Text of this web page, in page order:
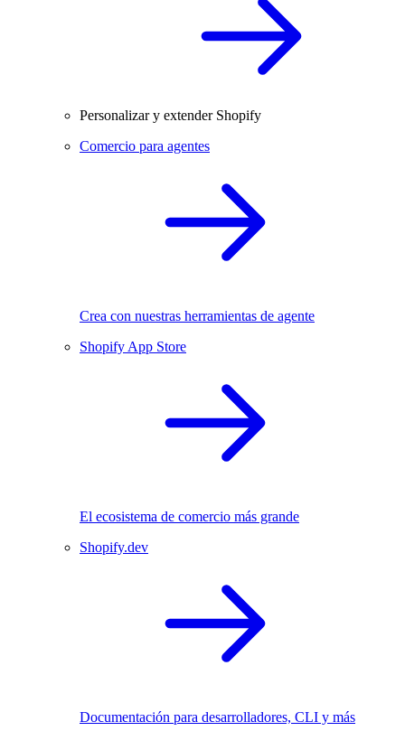
Personalizar y extender Shopify
Comercio para agentes
Crea con nuestras herramientas de agente
Shopify App Store
El ecosistema de comercio más grande
Shopify.dev
Documentación para desarrolladores, CLI y más